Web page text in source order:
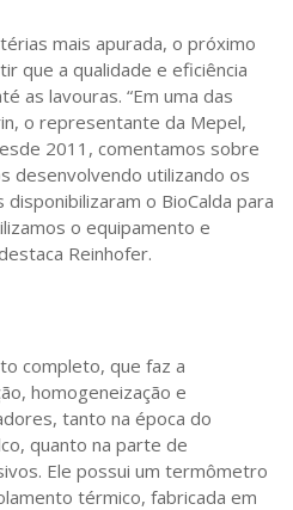
mais apurada, o próximo
que a qualidade e eficiência
as lavouras. “Em uma das
o representante da Mepel,
2011, comentamos sobre
desenvolvendo utilizando os
o BioCalda para
o equipamento e
Reinhofer.
completo, que faz a
homogeneização e
tanto na época do
quanto na parte de
Ele possui um termômetro
térmico, fabricada em